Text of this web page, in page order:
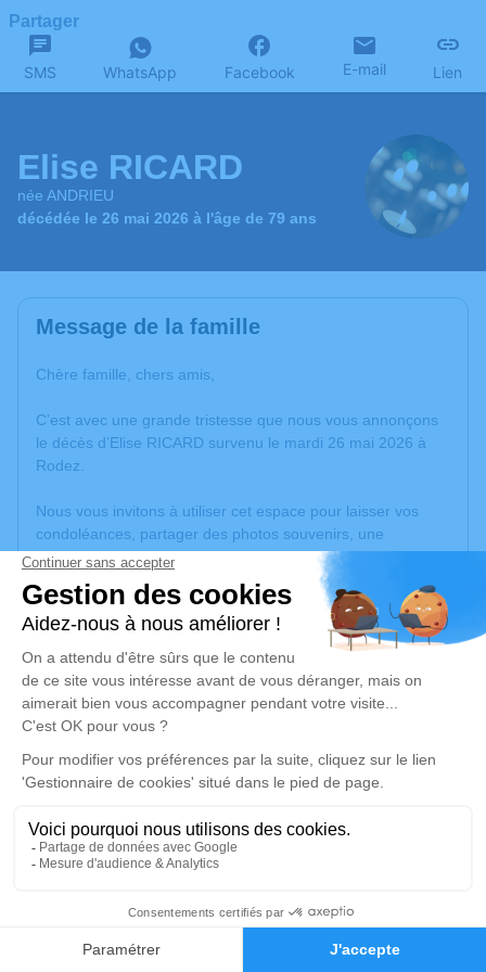
Faire-part Hommages
Partager
SMS WhatsApp Facebook E-mail Lien
Elise RICARD
née ANDRIEU
décédée le 26 mai 2026 à l'âge de 79 ans
Message de la famille
Chère famille, chers amis,
C’est avec une grande tristesse que nous vous annonçons
le décès d’Elise RICARD survenu le mardi 26 mai 2026 à
Rodez.
Nous vous invitons à utiliser cet espace pour laisser vos
condoléances, partager des photos souvenirs, une
anecdote ou exprimer vos pensées à travers des poèmes
ou des textes. Cet endroit est un lieu d'expression dédié à
honorer la mémoire d’Elise RICARD.
Un service de plantation d’arbre hommage estdisponible
vendredi 29 mai 2026 à 10h30
Église Saint Roch de Decazeville
12300 Decazeville
Je rends hommage